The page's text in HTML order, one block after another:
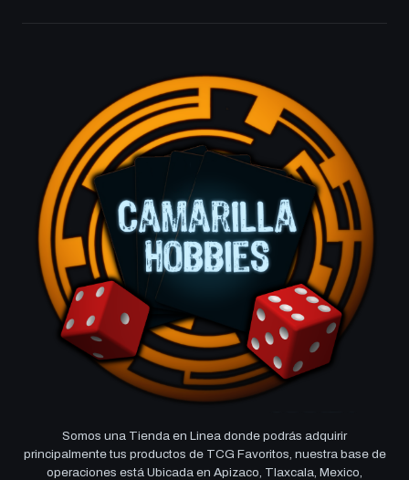
Somos una Tienda en Linea donde podrás adquirir
principalmente tus productos de TCG Favoritos, nuestra base de
operaciones está Ubicada en Apizaco, Tlaxcala, Mexico,